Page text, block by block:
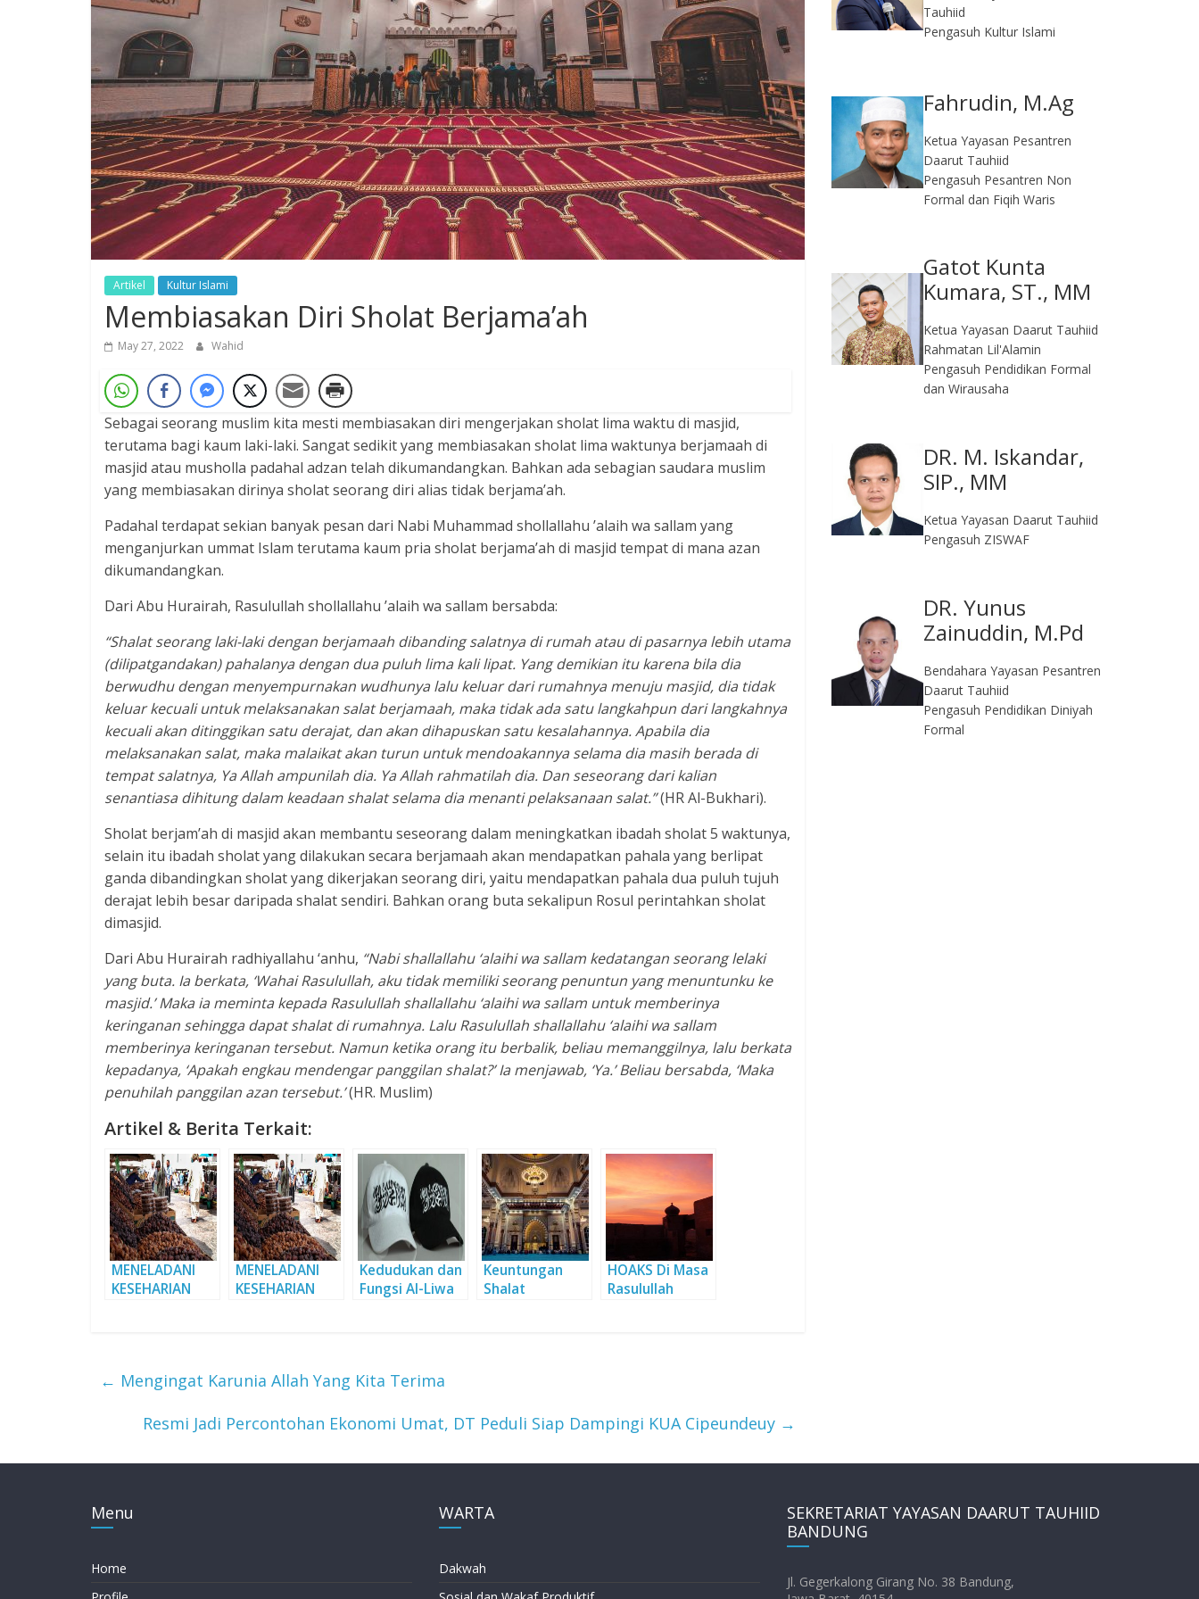
Artikel Kultur Islami
Membiasakan Diri Sholat Berjama’ah
May 27, 2022 Wahid
Sebagai seorang muslim kita mesti membiasakan diri mengerjakan sholat lima waktu di masjid,
terutama bagi kaum laki-laki. Sangat sedikit yang membiasakan sholat lima waktunya berjamaah di
masjid atau musholla padahal adzan telah dikumandangkan. Bahkan ada sebagian saudara muslim
yang membiasakan dirinya sholat seorang diri alias tidak berjama’ah.
Padahal terdapat sekian banyak pesan dari Nabi Muhammad shollallahu ’alaih wa sallam yang
menganjurkan ummat Islam terutama kaum pria sholat berjama’ah di masjid tempat di mana azan
dikumandangkan.
Dari Abu Hurairah, Rasulullah shollallahu ’alaih wa sallam bersabda:
“Shalat seorang laki-laki dengan berjamaah dibanding salatnya di rumah atau di pasarnya lebih utama
(dilipatgandakan) pahalanya dengan dua puluh lima kali lipat. Yang demikian itu karena bila dia
berwudhu dengan menyempurnakan wudhunya lalu keluar dari rumahnya menuju masjid, dia tidak
keluar kecuali untuk melaksanakan salat berjamaah, maka tidak ada satu langkahpun dari langkahnya
kecuali akan ditinggikan satu derajat, dan akan dihapuskan satu kesalahannya. Apabila dia
melaksanakan salat, maka malaikat akan turun untuk mendoakannya selama dia masih berada di
tempat salatnya, Ya Allah ampunilah dia. Ya Allah rahmatilah dia. Dan seseorang dari kalian
senantiasa dihitung dalam keadaan shalat selama dia menanti pelaksanaan salat.”(HR Al-Bukhari).
Sholat berjam’ah di masjid akan membantu seseorang dalam meningkatkan ibadah sholat 5 waktunya,
selain itu ibadah sholat yang dilakukan secara berjamaah akan mendapatkan pahala yang berlipat
ganda dibandingkan sholat yang dikerjakan seorang diri, yaitu mendapatkan pahala dua puluh tujuh
derajat lebih besar daripada shalat sendiri. Bahkan orang buta sekalipun Rosul perintahkan sholat
dimasjid.
Dari Abu Hurairah radhiyallahu ‘anhu, “Nabi shallallahu ‘alaihi wa sallam kedatangan seorang lelaki
yang buta. Ia berkata, ‘Wahai Rasulullah, aku tidak memiliki seorang penuntun yang menuntunku ke
masjid.’ Maka ia meminta kepada Rasulullah shallallahu ‘alaihi wa sallam untuk memberinya
keringanan sehingga dapat shalat di rumahnya. Lalu Rasulullah shallallahu ‘alaihi wa sallam
memberinya keringanan tersebut. Namun ketika orang itu berbalik, beliau memanggilnya, lalu berkata
kepadanya, ‘Apakah engkau mendengar panggilan shalat?’ Ia menjawab, ‘Ya.’ Beliau bersabda, ‘Maka
penuhilah panggilan azan tersebut.’(HR. Muslim)
Artikel & Berita Terkait:
MENELADANI
KESEHARIAN
MENELADANI
KESEHARIAN
Kedudukan dan
Fungsi Al-Liwa
Keuntungan
Shalat
HOAKS Di Masa
Rasulullah
← Mengingat Karunia Allah Yang Kita Terima
Resmi Jadi Percontohan Ekonomi Umat, DT Peduli Siap Dampingi KUA Cipeundeuy →
Tauhiid
Pengasuh Kultur Islami
Fahrudin, M.Ag​
Ketua Yayasan Pesantren
Daarut Tauhiid
Pengasuh Pesantren Non
Formal dan Fiqih Waris
Gatot Kunta
Kumara, ST., MM
Ketua Yayasan Daarut Tauhiid
Rahmatan Lil'Alamin
Pengasuh Pendidikan Formal
dan Wirausaha
DR. M. Iskandar,
SIP., MM
Ketua Yayasan Daarut Tauhiid
Pengasuh ZISWAF
DR. Yunus
Zainuddin, M.Pd
Bendahara Yayasan Pesantren
Daarut Tauhiid
Pengasuh Pendidikan Diniyah
Formal
Menu
Home
WARTA
Dakwah
SEKRETARIAT YAYASAN DAARUT TAUHIID
BANDUNG
Jl. Gegerkalong Girang No. 38 Bandung,